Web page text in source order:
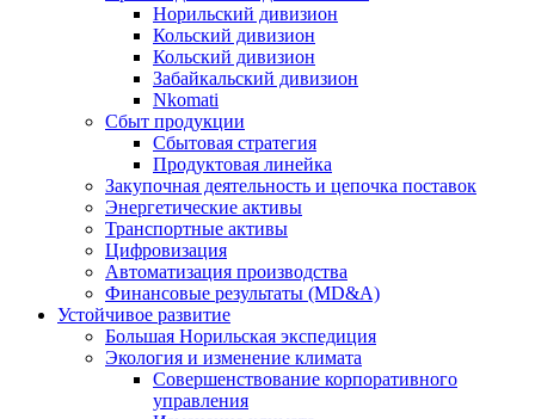
Норильский дивизион
Кольский дивизион
Кольский дивизион
Забайкальский дивизион
Nkomati
Сбыт продукции
Сбытовая стратегия
Продуктовая линейка
Закупочная деятельность и цепочка поставок
Энергетические активы
Транспортные активы
Цифровизация
Автоматизация производства
Финансовые результаты (MD&A)
Устойчивое развитие
Большая Норильская экспедиция
Экология и изменение климата
Совершенствование корпоративного
управления